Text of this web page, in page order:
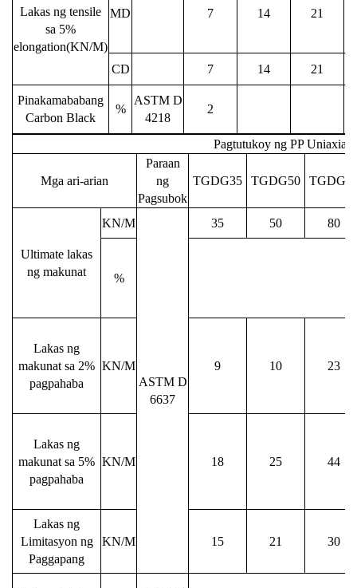
Lakas ng tensile
sa 5%
elongation(KN/M)
MD 7 14 21
CD 7 14 21
Pinakamababang
Carbon Black
%
ASTM D
4218
2
Pagtutukoy ng PP Uniaxial
Mga ari-arian
Paraan
ng
Pagsubok
TGDG35 TGDG50
Ultimate lakas
ng makunat
KN/M
ASTM D
6637
35 50 80
%
Lakas ng
makunat sa 2%
pagpahaba
KN/M 9 10 23
Lakas ng
makunat sa 5%
pagpahaba
KN/M 18 25 44
Lakas ng
Limitasyon ng
Paggapang
KN/M 15 21 30